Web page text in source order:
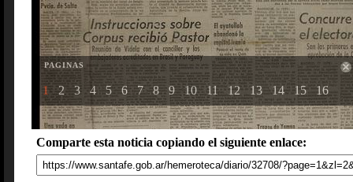
PAGINAS
1 2 3 4 5 6 7 8 9 10 11 12 13 14 15 16
Comparte esta noticia copiando el siguiente enlace: